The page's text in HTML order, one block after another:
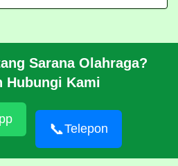
Sarana Olahraga?
Hubungi Kami
📞Telepon
PPLP Banten